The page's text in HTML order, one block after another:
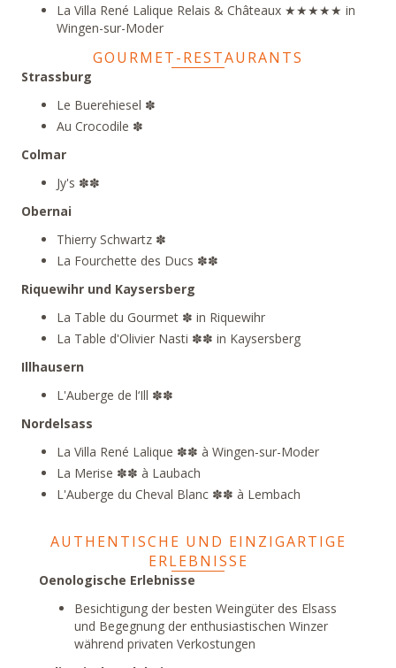
La Villa René Lalique Relais & Châteaux ★★★★★ in
Wingen-sur-Moder
GOURMET-RESTAURANTS
Strassburg
Le Buerehiesel ✽
Au Crocodile ✽
Colmar
Jy's ✽✽
Obernai
Thierry Schwartz ✽
La Fourchette des Ducs ✽✽
Riquewihr und Kaysersberg
La Table du Gourmet ✽ in Riquewihr
La Table d'Olivier Nasti ✽✽ in Kaysersberg
Illhausern
L'Auberge de l‘Ill ✽✽
Nordelsass
La Villa René Lalique ✽✽ à Wingen-sur-Moder
La Merise ✽✽ à Laubach
L'Auberge du Cheval Blanc ✽✽ à Lembach
AUTHENTISCHE UND EINZIGARTIGE
ERLEBNISSE
Oenologische Erlebnisse
Besichtigung der besten Weingüter des Elsass
und Begegnung der enthusiastischen Winzer
während privaten Verkostungen